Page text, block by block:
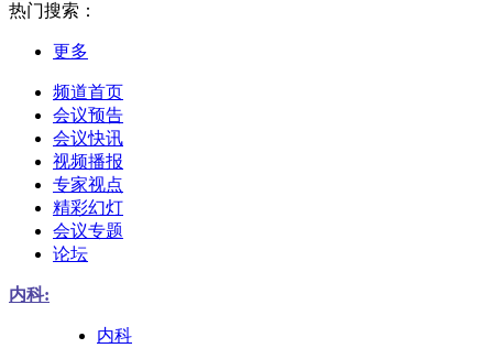
热门搜索：
更多
频道首页
会议预告
会议快讯
视频播报
专家视点
精彩幻灯
会议专题
论坛
内科:
内科